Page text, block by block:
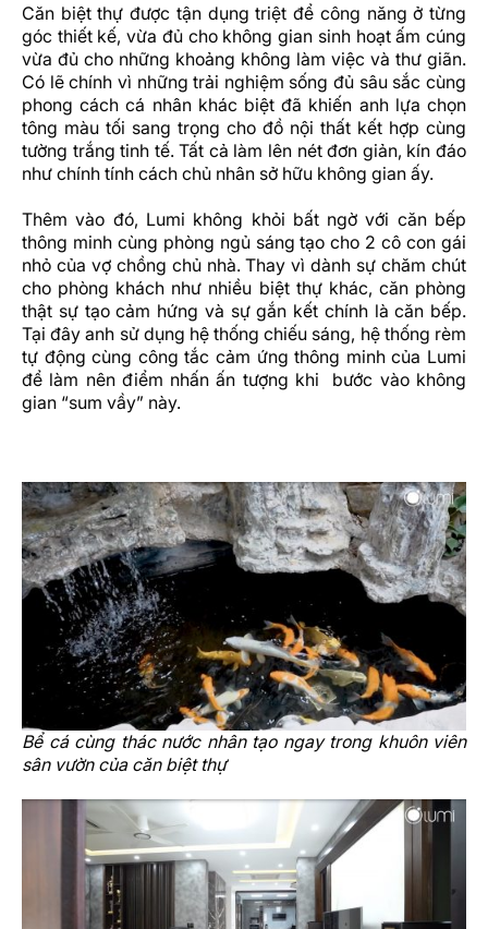
Căn biệt thự được tận dụng triệt để công năng ở từng
góc thiết kế, vừa đủ cho không gian sinh hoạt ấm cúng
vừa đủ cho những khoảng không làm việc và thư giãn.
Có lẽ chính vì những trải nghiệm sống đủ sâu sắc cùng
phong cách cá nhân khác biệt đã khiến anh lựa chọn
tông màu tối sang trọng cho đồ nội thất kết hợp cùng
tường trắng tinh tế. Tất cả làm lên nét đơn giản, kín đáo
như chính tính cách chủ nhân sở hữu không gian ấy.
Thêm vào đó, Lumi không khỏi bất ngờ với căn bếp
thông minh cùng phòng ngủ sáng tạo cho 2 cô con gái
nhỏ của vợ chồng chủ nhà. Thay vì dành sự chăm chút
cho phòng khách như nhiều biệt thự khác, căn phòng
thật sự tạo cảm hứng và sự gắn kết chính là căn bếp.
Tại đây anh sử dụng hệ thống chiếu sáng, hệ thống rèm
tự động cùng công tắc cảm ứng thông minh của Lumi
để làm nên điểm nhấn ấn tượng khi bước vào không
gian “sum vầy” này.
Bể cá cùng thác nước nhân tạo ngay trong khuôn viên
sân vườn của căn biệt thự